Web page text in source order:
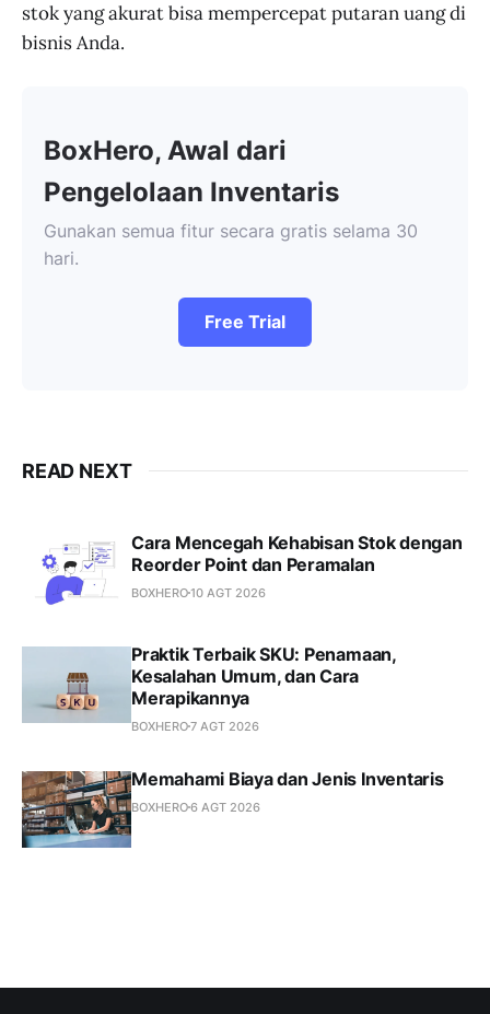
stok yang akurat bisa mempercepat putaran uang di
bisnis Anda.
BoxHero, Awal dari
Pengelolaan Inventaris
Gunakan semua fitur secara gratis selama 30
hari.
Free Trial
READ NEXT
Cara Mencegah Kehabisan Stok dengan
Reorder Point dan Peramalan
BOXHERO10 AGT 2026
Praktik Terbaik SKU: Penamaan,
Kesalahan Umum, dan Cara
Merapikannya
BOXHERO7 AGT 2026
Memahami Biaya dan Jenis Inventaris
BOXHERO6 AGT 2026